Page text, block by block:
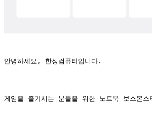
안녕하세요, 한성컴퓨터입니다.
게임을 즐기시는 분들을 위한 노트북 보스몬